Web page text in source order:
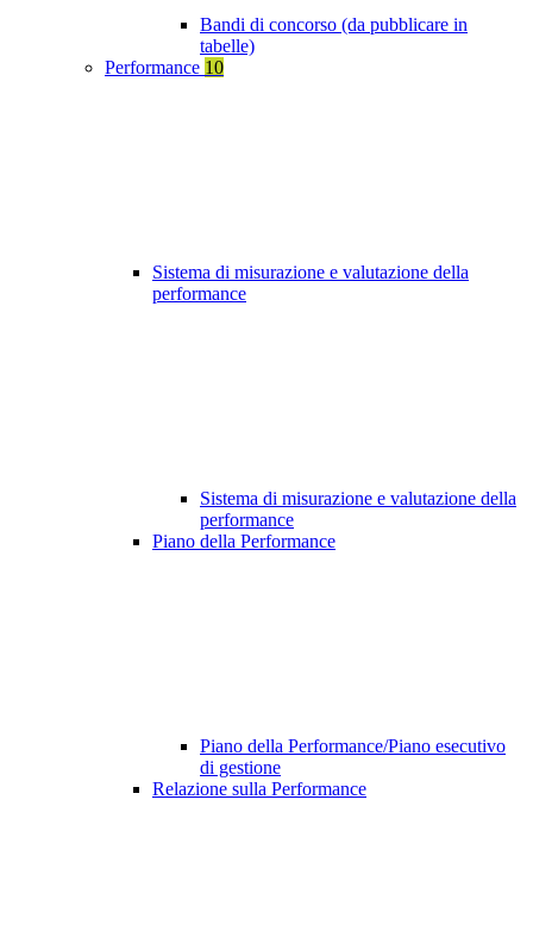
Bandi di concorso (da pubblicare in
tabelle)
Performance 10
Sistema di misurazione e valutazione della
performance
Sistema di misurazione e valutazione della
performance
Piano della Performance
Piano della Performance/Piano esecutivo
di gestione
Relazione sulla Performance